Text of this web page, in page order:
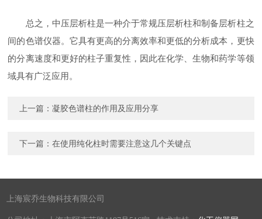
总之，中压层析柱是一种介于常规压层析柱和制备层析柱之
间的色谱仪器。它具有更高的分离效率和更低的分析成本，更快
的分离速度和更好的柱子重复性，因此在化学、生物和药学等领
域具有广泛应用。
上一篇：凝胶色谱柱的作用及应用分享
下一篇：在使用纯化柱时需要注意这几个关键点
上海宸乔生物科技有限公司